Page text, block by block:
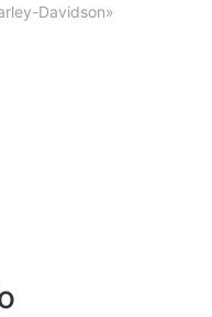
Davidson»